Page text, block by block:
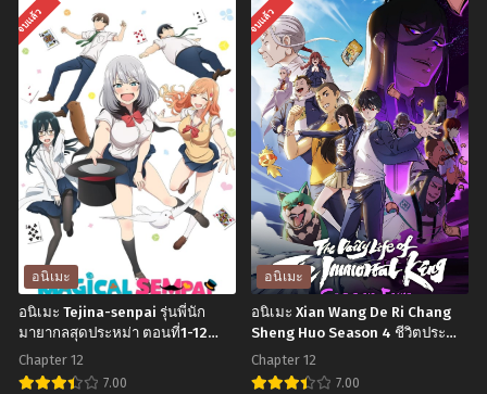
จบแล้ว
อนิเมะ
อนิเมะ Tejina-senpai รุ่นพี่นัก
มายากลสุดประหม่า ตอนที่1-12
พากย์ไทย
Chapter 12
7.00
จบแล้ว
อนิเมะ
อนิเมะ Xian Wang De Ri Chang
Sheng Huo Season 4 ชีวิตประจำ
วันของราชาแห่งเซียน ภาค 4 ตอน
ที่1-12 พากย์ไทย+ซับไทย
Chapter 12
7.00